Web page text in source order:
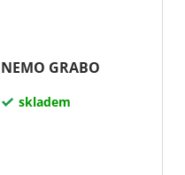
NEMO GRABO
skladem